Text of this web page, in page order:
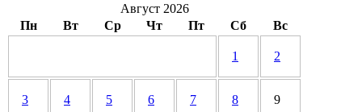
Август 2026
Пн
Вт Ср Чт Пт Сб Вс
1 2
3 4 5 6 7 8 9